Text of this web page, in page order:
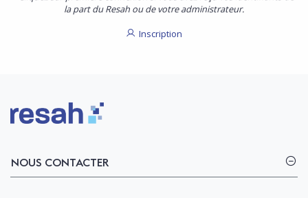
la part du Resah ou de votre administrateur.
Inscription
Logo Resah
NOUS CONTACTER